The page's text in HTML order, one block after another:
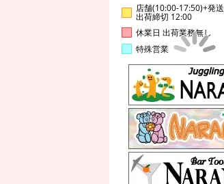
店舗(10:00-17:50)+発送
出荷締切 12:00
休業日 出荷業務無し
特殊営業